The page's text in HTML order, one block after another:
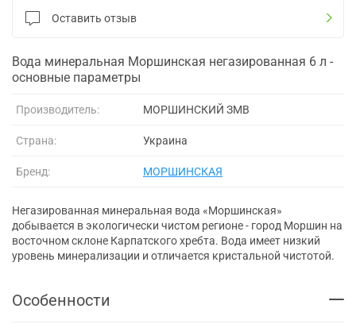
Оставить отзыв
Вода минеральная Моршинская негазированная 6 л -
основные параметры
Производитель: МОРШИНСКИЙ ЗМВ
Страна: Украина
Бренд: МОРШИНСКАЯ
Негазированная минеральная вода «Моршинская»
добывается в экологически чистом регионе - город Моршин на
восточном склоне Карпатского хребта. Вода имеет низкий
уровень минерализации и отличается кристальной чистотой.
Особенности